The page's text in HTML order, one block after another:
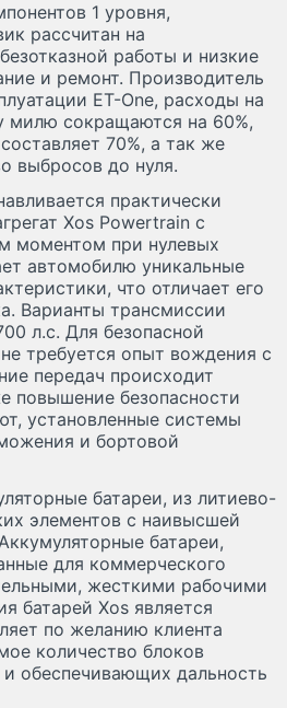
1 уровня,
рассчитан на
работы и низкие
и ремонт. Производитель
ET-One, расходы на
милю сокращаются на 60%,
70%, а так же
выбросов до нуля.
практически
Xos Powertrain с
моментом при нулевых
автомобилю уникальные
что отличает его
Варианты трансмиссии
л.с. Для безопасной
требуется опыт вождения с
передач происходит
повышение безопасности
установленные системы
и бортовой
батареи, из литиево-
элементов с наивысшей
батареи,
для коммерческого
жесткими рабочими
батарей Xos является
по желанию клиента
количество блоков
обеспечивающих дальность